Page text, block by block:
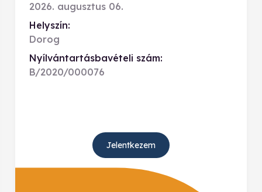
2026. augusztus 06.
Helyszín:
Dorog
Nyílvántartásbavételi szám:
B/2020/000076
Jelentkezem